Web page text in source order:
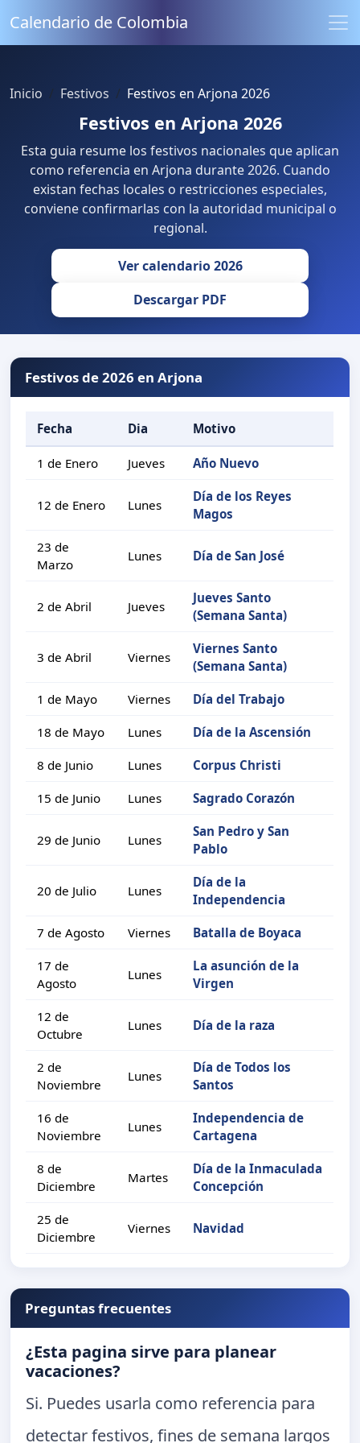
Calendario de Colombia
Inicio Festivos Festivos en Arjona 2026
Festivos en Arjona 2026
Esta guia resume los festivos nacionales que aplican
como referencia en Arjona durante 2026. Cuando
existan fechas locales o restricciones especiales,
conviene confirmarlas con la autoridad municipal o
regional.
Ver calendario 2026
Descargar PDF
Festivos de 2026 en Arjona
Fecha Dia Motivo
1 de Enero Jueves Año Nuevo
12 de Enero Lunes
Día de los Reyes
Magos
23 de
Marzo
Lunes Día de San José
2 de Abril Jueves
Jueves Santo
(Semana Santa)
3 de Abril Viernes
Viernes Santo
(Semana Santa)
1 de Mayo Viernes Día del Trabajo
18 de Mayo Lunes Día de la Ascensión
8 de Junio Lunes Corpus Christi
15 de Junio Lunes Sagrado Corazón
29 de Junio Lunes
San Pedro y San
Pablo
20 de Julio Lunes
Día de la
Independencia
7 de Agosto Viernes Batalla de Boyaca
17 de
Agosto
Lunes
La asunción de la
Virgen
12 de
Octubre
Lunes Día de la raza
2 de
Noviembre
Lunes
Día de Todos los
Santos
16 de
Noviembre
Lunes
Independencia de
Cartagena
8 de
Diciembre
Martes
Día de la Inmaculada
Concepción
25 de
Diciembre
Viernes Navidad
Preguntas frecuentes
¿Esta pagina sirve para planear
vacaciones?
Si. Puedes usarla como referencia para
detectar festivos, fines de semana largos